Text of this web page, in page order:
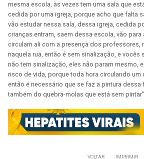
mesma escola, às vezes tem uma sala que
cedida por uma igreja, porque acho que falta
vão estudar nessa sala, dessa igreja, cedida
crianças entram, saem dessa escola, vão para
circulam ali com a presença dos professores,
naquela rua, então é sem sinalização, e
não tem sinalização, eles não param mesmo,
risco de vida, porque toda hora circulando um
então é necessário que se faz a pintura dessa
também do quebra-molas que está sem
VOLTAR IMPRIMIR